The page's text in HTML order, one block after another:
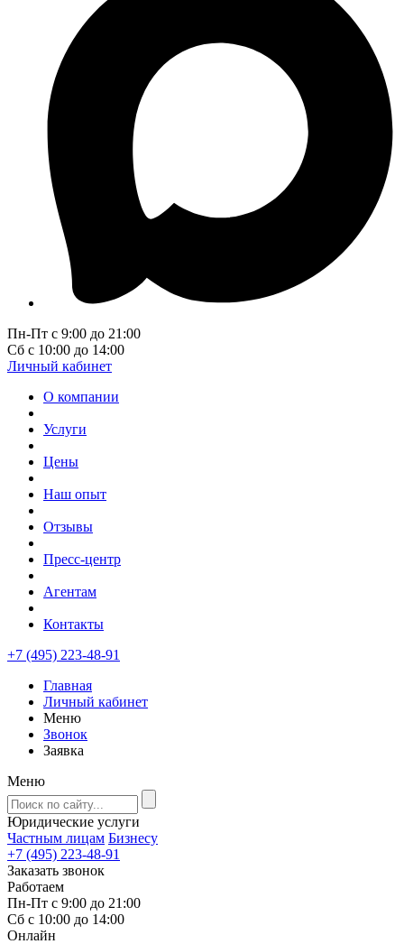
Пн-Пт с 9:00 до 21:00
Сб с 10:00 до 14:00
Личный кабинет
О компании
Услуги
Цены
Наш опыт
Отзывы
Пресс-центр
Агентам
Контакты
+7 (495) 223-48-91
Главная
Личный кабинет
Меню
Звонок
Заявка
Меню
Юридические услуги
Частным лицам Бизнесу
+7 (495) 223-48-91
Заказать звонок
Работаем
Пн-Пт с 9:00 до 21:00
Сб с 10:00 до 14:00
Онлайн